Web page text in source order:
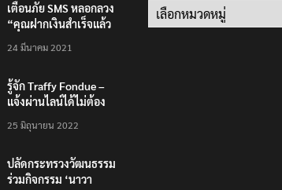
เตือนภัย SMS หลอกลวง
“คุณฝากเงินสำเร็จแล้ว
200,000 บาท”
24 มีนาคม 2021
รู้จัก Traffy Fondue –
แจ้งผ่านไลน์ได้ไม่ต้อง
ทั่วไทย ไม่ใช่แค่ในกรุง
25 มิถุนายน 2022
ปลัดกระทรวงวัฒนธรรม
ร่วมกิจกรรม ‘นาวา
Categories